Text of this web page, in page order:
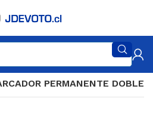
PERMANENTE DOBLE